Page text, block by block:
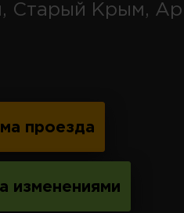
Старый Крым,
проезда
изменениями